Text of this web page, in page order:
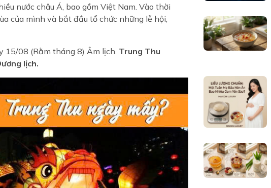
nước châu Á, bao gồm Việt Nam. Vào thời
của mình và bắt đầu tổ chức những lễ hội,
15/08 (Rằm tháng 8) Âm lịch. Trung Thu
lịch.